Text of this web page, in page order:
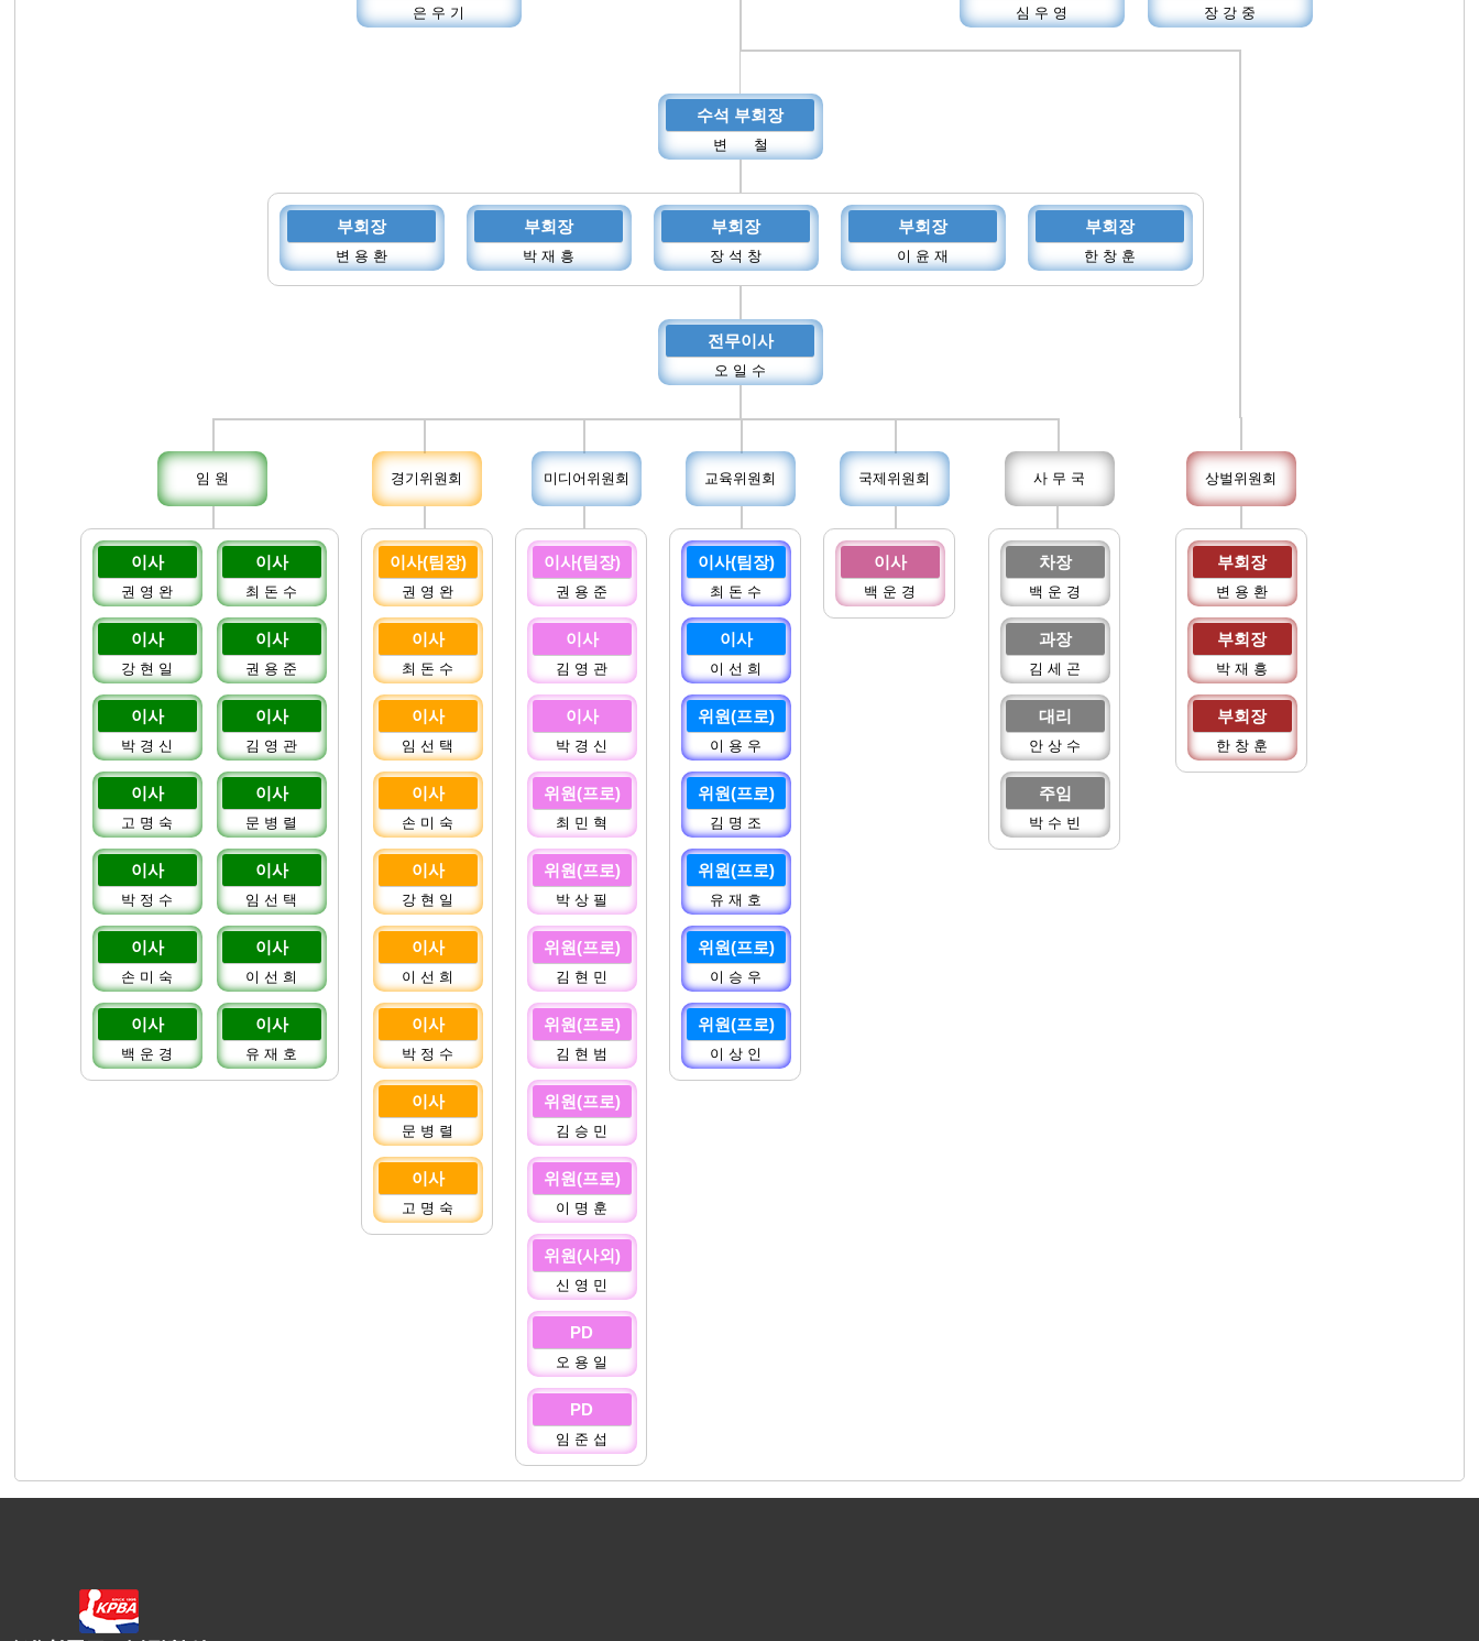
은 우 기 심 우 영 장 강 중
수석 부회장
변 철
부회장
변 용 환
부회장
박 재 흥
부회장
장 석 창
부회장
이 윤 재
부회장
한 창 훈
전무이사
오 일 수
임 원 경기위원회 미디어위원회 교육위원회 국제위원회 사 무 국 상벌위원회
이사
권 영 완
이사
강 현 일
이사
박 경 신
이사
고 명 숙
이사
박 정 수
이사
손 미 숙
이사
백 운 경
이사
최 돈 수
이사
권 용 준
이사
김 영 관
이사
문 병 렬
이사
임 선 택
이사
이 선 희
이사
유 재 호
이사(팀장)
권 영 완
이사
최 돈 수
이사
임 선 택
이사
손 미 숙
이사
강 현 일
이사
이 선 희
이사
박 정 수
이사
문 병 렬
이사
고 명 숙
이사(팀장)
권 용 준
이사
김 영 관
이사
박 경 신
위원(프로)
최 민 혁
위원(프로)
박 상 필
위원(프로)
김 현 민
위원(프로)
김 현 범
위원(프로)
김 승 민
위원(프로)
이 명 훈
위원(사외)
신 영 민
PD
오 용 일
PD
임 준 섭
이사(팀장)
최 돈 수
이사
이 선 희
위원(프로)
이 용 우
위원(프로)
김 명 조
위원(프로)
유 재 호
위원(프로)
이 승 우
위원(프로)
이 상 인
이사
백 운 경
차장
백 운 경
과장
김 세 곤
대리
안 상 수
주임
박 수 빈
부회장
변 용 환
부회장
박 재 흥
부회장
한 창 훈